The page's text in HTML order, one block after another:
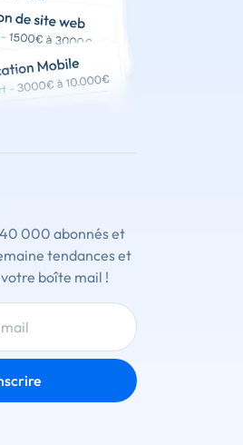
000 abonnés et
tendances et
boîte mail !